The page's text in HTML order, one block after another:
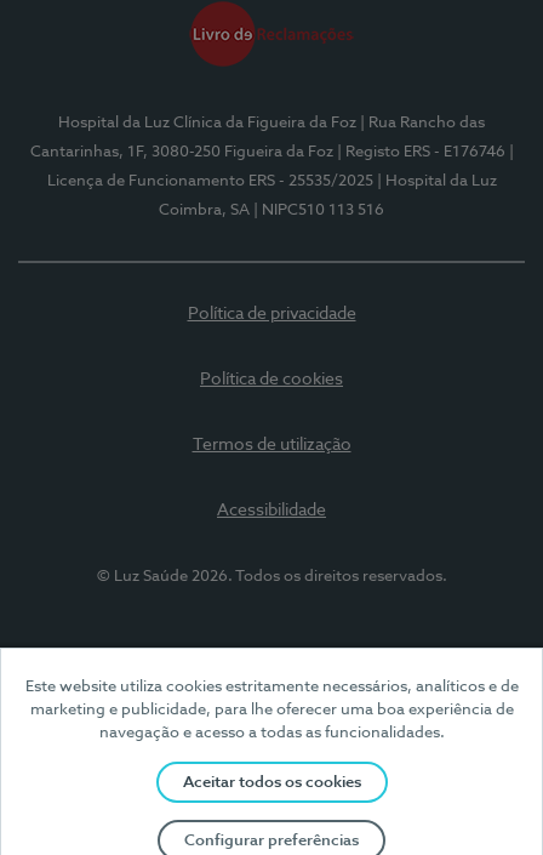
Este website utiliza cookies estritamente necessários, analíticos e de
marketing e publicidade, para lhe oferecer uma boa experiência de
navegação e acesso a todas as funcionalidades.
Aceitar todos os cookies
Configurar preferências
Hospital da Luz Clínica da Figueira da Foz
| Rua Rancho das
Cantarinhas, 1F, 3080-250 Figueira da Foz
| Registo ERS - E176746
Licença de Funcionamento ERS - 25535/2025
| Hospital da Luz
Coimbra, SA
| NIPC510 113 516
Política de privacidade
Política de cookies
Termos de utilização
Acessibilidade
© Luz Saúde 2026. Todos os direitos reservados.